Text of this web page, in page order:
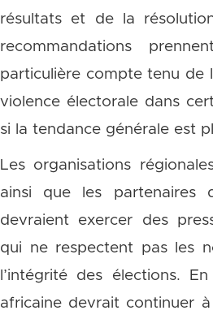
résultats et de la
recommandations
particulière compte tenu de
violence électorale dans
si la tendance générale est
Les organisations
ainsi que les partenaires
devraient exercer des
qui ne respectent pas les
l’intégrité des élections.
africaine devrait continuer